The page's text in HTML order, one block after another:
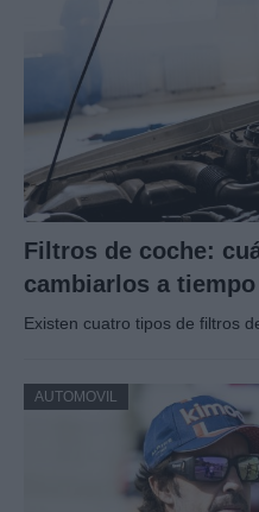
Filtros de coche:
cambiarlos a
Existen cuatro tipos de filtros
AUTOMOVIL